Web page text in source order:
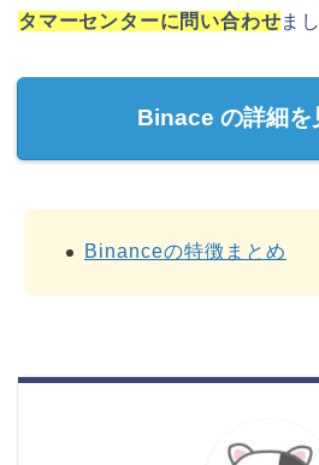
タマーセンターに問い合わせま
Binace の詳細を
Binanceの特徴まとめ